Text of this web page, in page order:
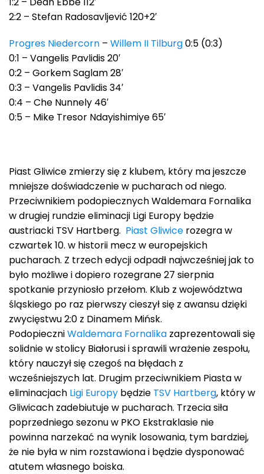
2:2 – Stefan Radosavljević 120+2′
Progres Niedercorn – Willem II Tilburg0:5 (0:3)
0:1 – Vangelis Pavlidis 20′
0:2 – Gorkem Saglam 28′
0:3 – Vangelis Pavlidis 34′
0:4 – Che Nunnely 46′
0:5 – Mike Tresor Ndayishimiye 65′
Piast Gliwice zmierzy się z klubem, który ma jeszcze
mniejsze doświadczenie w pucharach od niego.
Przeciwnikiem podopiecznych Waldemara Fornalika
w drugiej rundzie eliminacji Ligi Europy będzie
austriacki TSV Hartberg. Piast Gliwice rozegra w
czwartek 10. w historii mecz w europejskich
pucharach. Z trzech edycji odpadł najwcześniej jak to
było możliwe i dopiero rozegrane 27 sierpnia
spotkanie przyniosło przełom. Klub z województwa
śląskiego po raz pierwszy cieszył się z awansu dzięki
zwycięstwu 2:0 z Dinamem Mińsk.
PodopieczniWaldemara Fornalika zaprezentowali się
solidnie w stolicy Białorusi i sprawili wrażenie zespołu,
który nauczył się czegoś na błędach z
wcześniejszych lat. Drugim przeciwnikiem Piasta w
eliminacjach Ligi Europy będzie TSV Hartberg, który w
Gliwicach zadebiutuje w pucharach. Trzecia siła
poprzedniego sezonu w PKO Ekstraklasie nie
powinna narzekać na wynik losowania, tym bardziej,
że nie była w nim rozstawiona i będzie dysponować
atutem własnego boiska.